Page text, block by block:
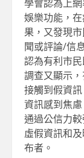
學會認為上
娛樂功能，
果，又發現
聞或評論/信
認為有利市
調查又顯示
接觸到假資
資訊感到焦
通過公信力
虛假資訊和
布者。